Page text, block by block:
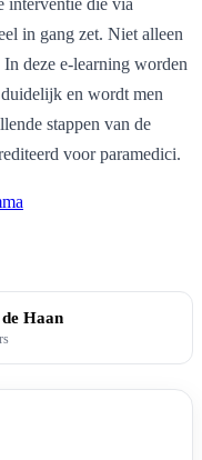
interventie die via
in gang zet. Niet alleen
deze e-learning worden
en wordt men
stappen van de
voor paramedici.
Haan